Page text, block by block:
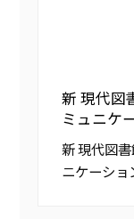
新 現代図
ミュニケ
新 現代図
ニケーショ